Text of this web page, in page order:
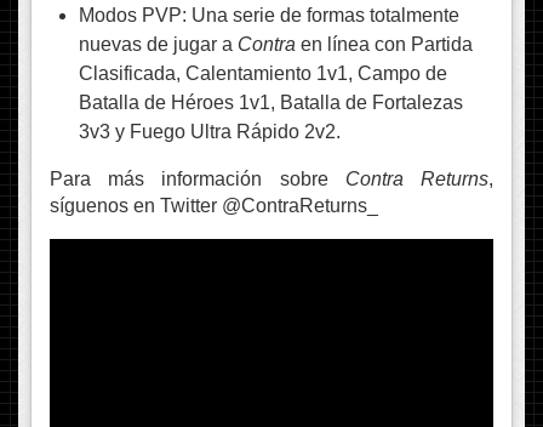
Modos PVP: Una serie de formas totalmente
nuevas de jugar a Contra en línea con Partida
Clasificada, Calentamiento 1v1, Campo de
Batalla de Héroes 1v1, Batalla de Fortalezas
3v3 y Fuego Ultra Rápido 2v2.
Para más información sobre Contra Returns,
síguenos en Twitter @ContraReturns_